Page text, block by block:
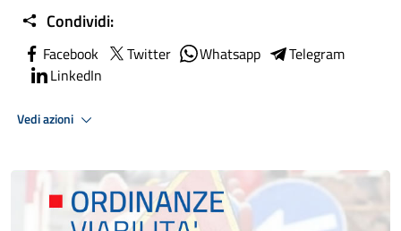
Condividi:
Facebook Twitter Whatsapp
Telegram
LinkedIn
Vedi azioni